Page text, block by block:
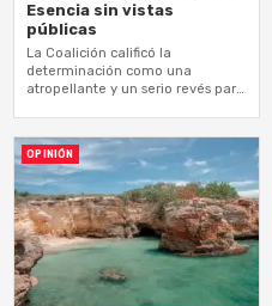
Esencia sin vistas
públicas
La Coalición calificó la
determinación como una
atropellante y un serio revés para
OPINIÓN